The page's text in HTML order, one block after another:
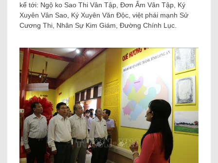
kể tới: Ngộ ko Sao Thi Vân Tập, Đơn Âm Vân Tập, Ký
Xuyên Vân Sao, Ký Xuyên Văn Độc, việt phái mạnh Sử
Cương Thi, Nhân Sự Kim Giám, Đường Chính Lục.